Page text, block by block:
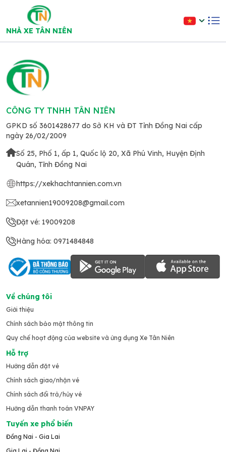
NHÀ XE TÂN NIÊN
CÔNG TY TNHH TÂN NIÊN
GPKD số 3601428677 do Sở KH và ĐT Tỉnh Đồng Nai cấp
ngày 26/02/2009
Số 25, Phố 1, ấp 1, Quốc lộ 20, Xã Phú Vinh, Huyện Định
Quán, Tĩnh Đồng Nai
https://xekhachtannien.com.vn
xetannien19009208@gmail.com
Đặt vé: 19009208
Hàng hóa: 0971484848
Về chúng tôi
Giới thiệu
Chính sách bảo mật thông tin
Quy chế hoạt động của website và ứng dụng Xe Tân Niên
Hỗ trợ
Hướng dẫn đặt vé
Chính sách giao/nhận vé
Chính sách đổi trả/hủy vé
Hướng dẫn thanh toán VNPAY
Tuyến xe phổ biến
Đồng Nai - Gia Lai